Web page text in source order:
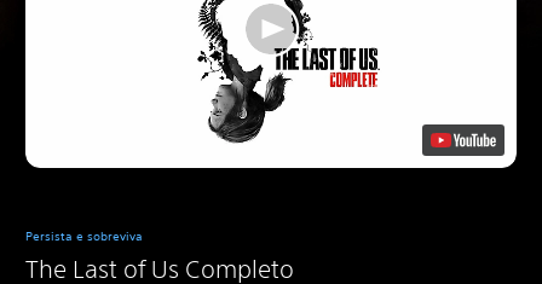
Persista e sobreviva
The Last of Us Completo